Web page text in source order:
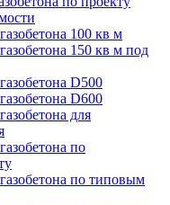
100 кв м
150 кв м под
D500
D600
для
по
по типовым